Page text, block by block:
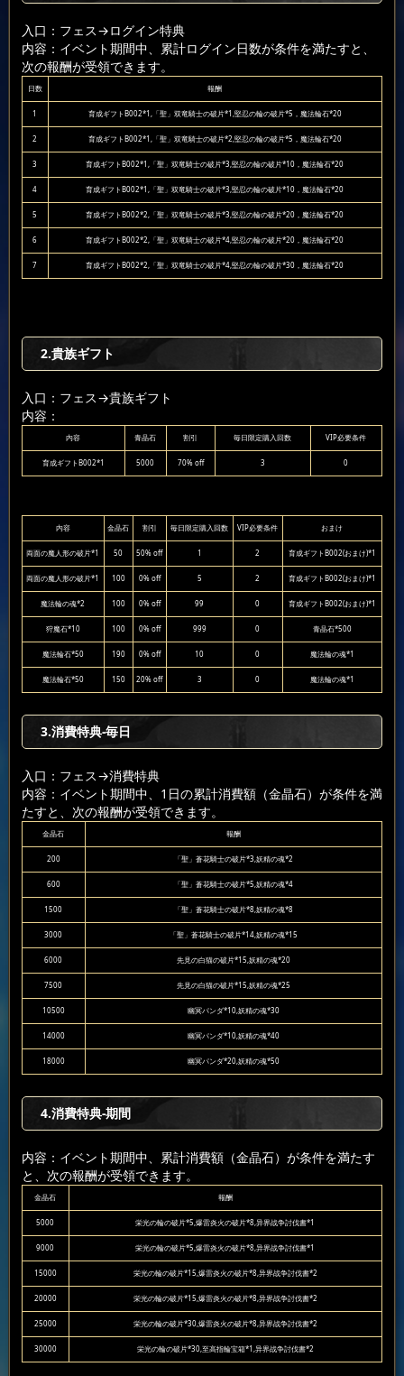
入口：フェス→ログイン特典
内容：イベント期間中、累計ログイン日数が条件を満たすと、
次の報酬が受領できます。
日数 報酬
1 育成ギフトB002*1,「聖」双竜騎士の破片*1,堅忍の輪の破片*5，魔法輪石*20
2 育成ギフトB002*1,「聖」双竜騎士の破片*2,堅忍の輪の破片*5，魔法輪石*20
3 育成ギフトB002*1,「聖」双竜騎士の破片*3,堅忍の輪の破片*10，魔法輪石*20
4 育成ギフトB002*1,「聖」双竜騎士の破片*3,堅忍の輪の破片*10，魔法輪石*20
5 育成ギフトB002*2,「聖」双竜騎士の破片*3,堅忍の輪の破片*20，魔法輪石*20
6 育成ギフトB002*2,「聖」双竜騎士の破片*4,堅忍の輪の破片*20，魔法輪石*20
7 育成ギフトB002*2,「聖」双竜騎士の破片*4,堅忍の輪の破片*30，魔法輪石*20
2.貴族ギフト
入口：フェス→貴族ギフト
内容：
内容 青晶石 割引 毎日限定購入回数 VIP必要条件
育成ギフトB002*1 5000 70% off 3 0
内容 金晶石 割引 毎日限定購入回数 VIP必要条件 おまけ
両面の魔人形の破片*1 50 50% off 1 2 育成ギフトB002(おまけ)*1
両面の魔人形の破片*1 100 0% off 5 2 育成ギフトB002(おまけ)*1
魔法輪の魂*2 100 0% off 99 0 育成ギフトB002(おまけ)*1
狩魔石*10 100 0% off 999 0 青晶石*500
魔法輪石*50 190 0% off 10 0 魔法輪の魂*1
魔法輪石*50 150 20% off 3 0 魔法輪の魂*1
3.消費特典-毎日
入口：フェス→消費特典
内容：イベント期間中、1日の累計消費額（金晶石）が条件を満
たすと、次の報酬が受領できます。
金晶石 報酬
200 「聖」蒼花騎士の破片*3,妖精の魂*2
600 「聖」蒼花騎士の破片*5,妖精の魂*4
1500 「聖」蒼花騎士の破片*8,妖精の魂*8
3000 「聖」蒼花騎士の破片*14,妖精の魂*15
6000 先見の白猫の破片*15,妖精の魂*20
7500 先見の白猫の破片*15,妖精の魂*25
10500 幽冥パンダ*10,妖精の魂*30
14000 幽冥パンダ*10,妖精の魂*40
18000 幽冥パンダ*20,妖精の魂*50
4.消費特典-期間
内容：イベント期間中、累計消費額（金晶石）が条件を満たす
と、次の報酬が受領できます。
金晶石 報酬
5000 栄光の輪の破片*5,爆雷炎火の破片*8,异界战争討伐書*1
9000 栄光の輪の破片*5,爆雷炎火の破片*8,异界战争討伐書*1
15000 栄光の輪の破片*15,爆雷炎火の破片*8,异界战争討伐書*2
20000 栄光の輪の破片*15,爆雷炎火の破片*8,异界战争討伐書*2
25000 栄光の輪の破片*30,爆雷炎火の破片*8,异界战争討伐書*2
30000 栄光の輪の破片*30,至高指輪宝箱*1,异界战争討伐書*2